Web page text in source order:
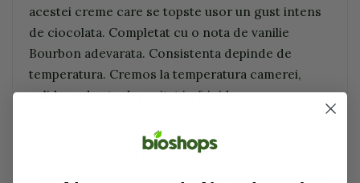
acestei creme care se topste usor un gust intens
de ciocolata. Completat cu o nota de vanilie
Bourbon adevarata. Consistenta depinde de
temperatura. Cremos la temperatura camerei,
solid cand este depozitat in frigider.
38% nuca de cocos exotica
18% cea mai fina cacao aromata